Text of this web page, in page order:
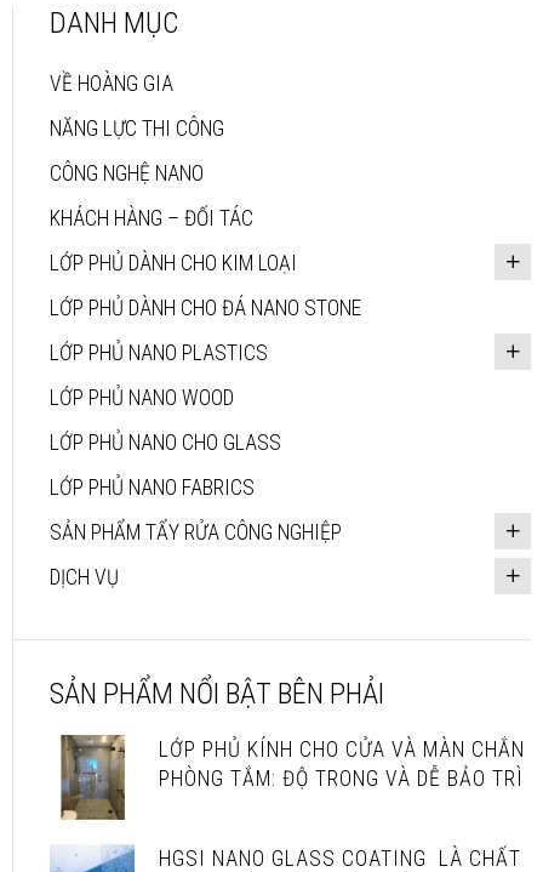
DANH MỤC
VỀ HOÀNG GIA
NĂNG LỰC THI CÔNG
CÔNG NGHỆ NANO
KHÁCH HÀNG – ĐỐI TÁC
LỚP PHỦ DÀNH CHO KIM LOẠI
LỚP PHỦ DÀNH CHO ĐÁ NANO STONE
LỚP PHỦ NANO PLASTICS
LỚP PHỦ NANO WOOD
LỚP PHỦ NANO CHO GLASS
LỚP PHỦ NANO FABRICS
SẢN PHẨM TẨY RỬA CÔNG NGHIỆP
DỊCH VỤ
SẢN PHẨM NỔI BẬT BÊN PHẢI
LỚP PHỦ KÍNH CHO CỬA VÀ MÀN CHẮN
PHÒNG TẮM: ĐỘ TRONG VÀ DỄ BẢO TRÌ
HGSI NANO GLASS COATING LÀ CHẤT